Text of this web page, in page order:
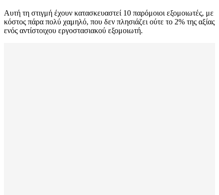
Αυτή τη στιγμή έχουν κατασκευαστεί 10 παρόμοιοι εξομοιωτές, με
κόστος πάρα πολύ χαμηλό, που δεν πλησιάζει ούτε το 2% της αξίας
ενός αντίστοιχου εργοστασιακού εξομοιωτή.